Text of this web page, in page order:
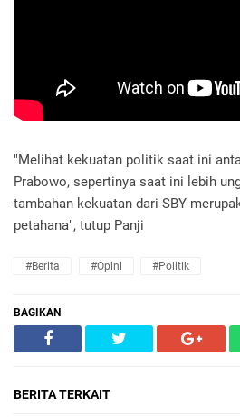
"Melihat kekuatan politik saat ini
Prabowo, sepertinya saat ini lebih
tambahan kekuatan dari SBY
petahana", tutup Panji
#Berita #Opini #Politik
BAGIKAN
BERITA TERKAIT